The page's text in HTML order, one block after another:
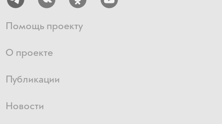
Помощь проекту
О проекте
Публикации
Новости